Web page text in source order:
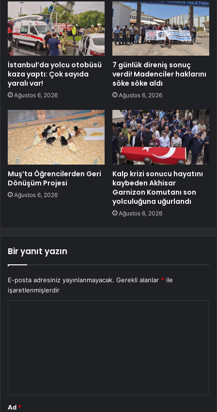
İstanbul’da yolcu otobüsü
kaza yaptı: Çok sayıda
yaralı var!
Ağustos 6, 2026
7 günlük direniş sonuç
verdi! Madenciler haklarını
söke söke aldı
Ağustos 6, 2026
Muş’ta Öğrencilerden Geri
Dönüşüm Projesi
Ağustos 6, 2026
Kalp krizi sonucu hayatını
kaybeden Akhisar
Garnizon Komutanı son
yolculuğuna uğurlandı
Ağustos 6, 2026
Bir yanıt yazın
E-posta adresiniz yayınlanmayacak. Gerekli alanlar * ile
işaretlenmişlerdir
Ad *